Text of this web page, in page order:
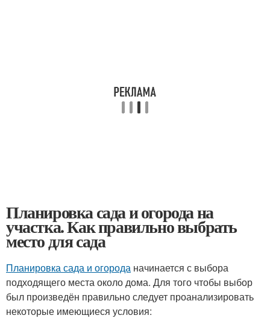
Планировка сада и огорода на
участка. Как правильно выбрать
место для сада
Планировка сада и огорода начинается с выбора
подходящего места около дома. Для того чтобы выбор
был произведён правильно следует проанализировать
некоторые имеющиеся условия: